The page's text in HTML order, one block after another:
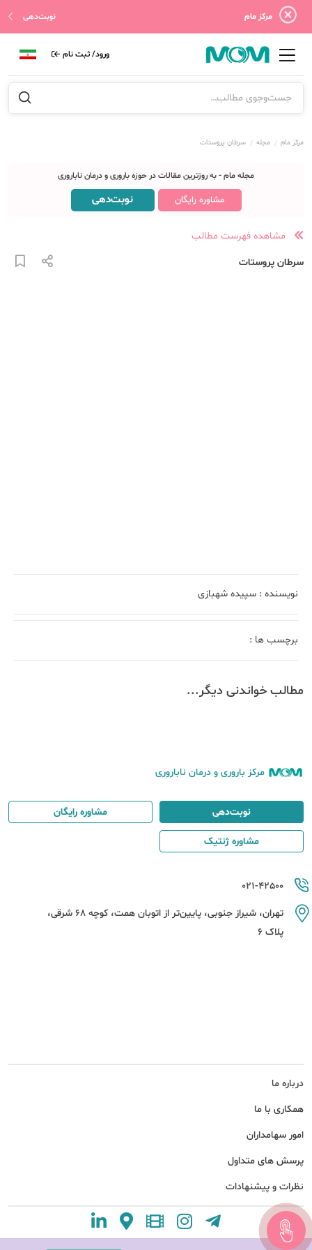
مرکز مام نوبت‌دهی
ورود/ ثبت نام
مرکز مام مجله سرطان پروستات
مجله مام - به روزترین مقالات در حوزه باروری و درمان ناباروری
مشاوره رایگان نوبت‌دهی
مشاهده فهرست مطالب
سرطان پروستات
نویسنده : سپیده شهبازی
برچسب ها :
مطالب خواندنی دیگر...
مرکز باروری و درمان ناباروری
درباره ما
همکاری با ما
امور سهامداران
پرسش های متداول
نظرات و پیشنهادات
021-42500
تهران، شیراز جنوبی، پایین‌تر از اتوبان همت، کوچه 68 شرقی،
پلاک 6
نوبت‌دهی مشاوره رایگان
مشاوره ژنتیک